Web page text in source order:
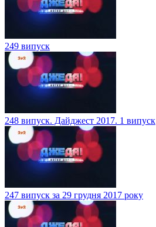
249 випуск
248 випуск. Дайджест 2017. 1 випуск
247 випуск за 29 грудня 2017 року